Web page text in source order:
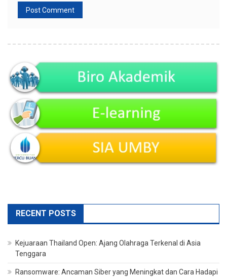
RECENT POSTS
Kejuaraan Thailand Open: Ajang Olahraga Terkenal di Asia
Tenggara
Ransomware: Ancaman Siber yang Meningkat dan Cara Hadapi